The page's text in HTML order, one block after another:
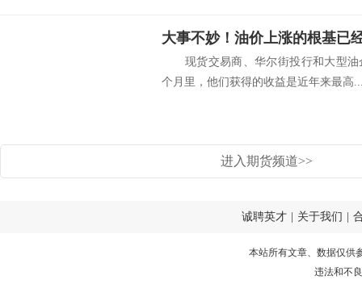
大事不妙！油价上涨的根基已
现货交易商、华尔街投行和大型油
个月里，他们获得的收益是近年来最高
进入期货频道>>
诚聘英才 关于我们
本站所有文章、数据仅供
违法和不